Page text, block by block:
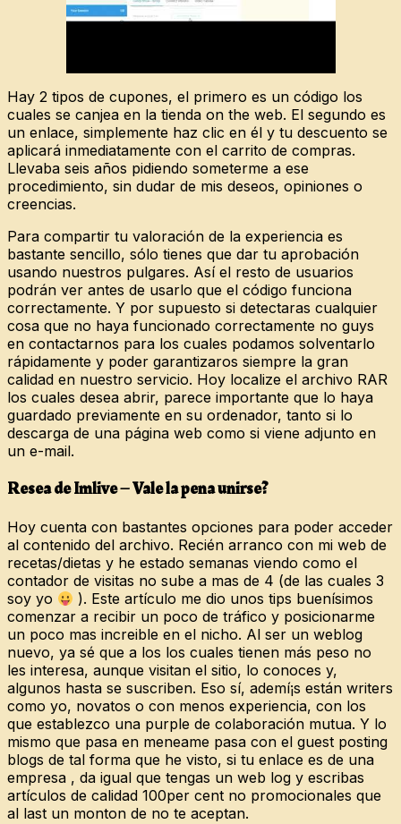
Hay 2 tipos de cupones, el primero es un código los
cuales se canjea en la tienda on the web. El segundo es
un enlace, simplemente haz clic en él y tu descuento se
aplicará inmediatamente con el carrito de compras.
Llevaba seis años pidiendo someterme a ese
procedimiento, sin dudar de mis deseos, opiniones o
creencias.
Para compartir tu valoración de la experiencia es
bastante sencillo, sólo tienes que dar tu aprobación
usando nuestros pulgares. Así el resto de usuarios
podrán ver antes de usarlo que el código funciona
correctamente. Y por supuesto si detectaras cualquier
cosa que no haya funcionado correctamente no guys
en contactarnos para los cuales podamos solventarlo
rápidamente y poder garantizaros siempre la gran
calidad en nuestro servicio. Hoy localize el archivo RAR
los cuales desea abrir, parece importante que lo haya
guardado previamente en su ordenador, tanto si lo
descarga de una página web como si viene adjunto en
un e-mail.
Resea de Imlive – Vale la pena unirse?
Hoy cuenta con bastantes opciones para poder acceder
al contenido del archivo. Recién arranco con mi web de
recetas/dietas y he estado semanas viendo como el
contador de visitas no sube a mas de 4 (de las cuales 3
soy yo
). Este artículo me dio unos tips buenísimos
comenzar a recibir un poco de tráfico y posicionarme
un poco mas increible en el nicho. Al ser un weblog
nuevo, ya sé que a los los cuales tienen más peso no
les interesa, aunque visitan el sitio, lo conoces y,
algunos hasta se suscriben. Eso sí, ademí¡s están writers
como yo, novatos o con menos experiencia, con los
que establezco una purple de colaboración mutua. Y lo
mismo que pasa en meneame pasa con el guest posting
blogs de tal forma que he visto, si tu enlace es de una
empresa , da igual que tengas un web log y escribas
artículos de calidad 100per cent no promocionales que
al last un monton de no te aceptan.